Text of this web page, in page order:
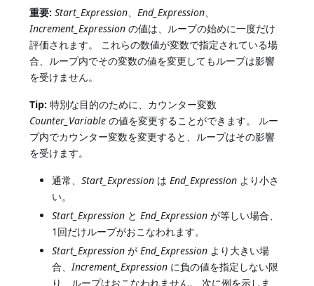
重要: Start_Expression、End_Expression、
Increment_Expression の値は、ループの始めに一度だけ
評価されます。 これらの数値が変数で指定されている場
合、ループ内でその変数の値を変更してもループは影響
を受けません。
Tip: 特別な目的のために、カウンター変数
Counter_Variable の値を変更することができます。 ルー
プ内でカウンター変数を変更すると、ループはその影響
を受けます。
通常、Start_Expression はEnd_Expression より小さ
い。
Start_Expression とEnd_Expression が等しい場合、
1回だけループがおこなわれます。
Start_Expression がEnd_Expression より大きい場
合、Increment_Expression に負の値を指定しない限
り、ループはおこなわれません。 次に例を示しま